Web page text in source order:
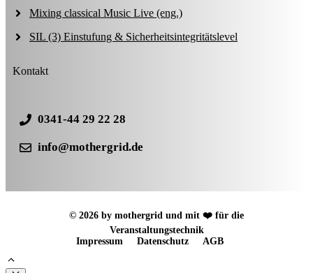
Mixing classical Music Live (eng.)
SIL (3) Einstufung & Sicherheitsintegritätslevel
Kontakt
0341-44 29 22 28
info@mothergrid.de
© 2026 by mothergrid und mit ❤️ für die
Veranstaltungstechnik
Impressum
Datenschutz AGB